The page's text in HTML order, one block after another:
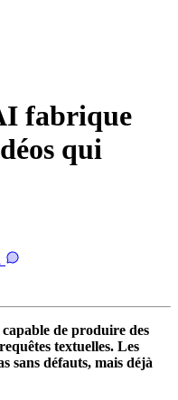
fabrique
qui
de produire des
textuelles. Les
sans défauts, mais déjà